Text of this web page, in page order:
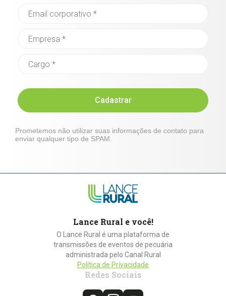
Cadastrar
Prometemos não utilizar suas informações de contato para
enviar qualquer tipo de SPAM.
Lance Rural e você!
O Lance Rural é uma plataforma de
transmissões de eventos de pecuária
administrada pelo Canal Rural
Política de Privacidade
Redes Sociais